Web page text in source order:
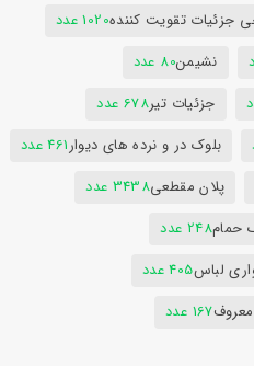
جزئیات تقویت کننده1020 عدد
نشیمن80 عدد
جزئیات تیر678 عدد
بلوک در و نرده های دیوار461 عدد
پلان مقطعی3438 عدد
حمام248 عدد
لباس405 عدد
167 عدد